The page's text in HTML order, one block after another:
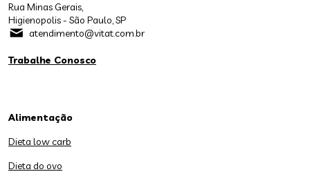
Rua Minas Gerais,
Higienopolis - São Paulo, SP
atendimento@vitat.com.br
Trabalhe Conosco
Alimentação
Dieta low carb
Dieta do ovo